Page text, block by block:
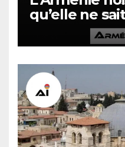
qu’elle ne